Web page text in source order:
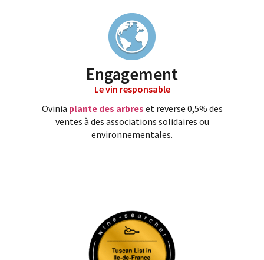
Engagement
Le vin responsable
Ovinia plante des arbres et reverse 0,5% des
ventes à des associations solidaires ou
environnementales.